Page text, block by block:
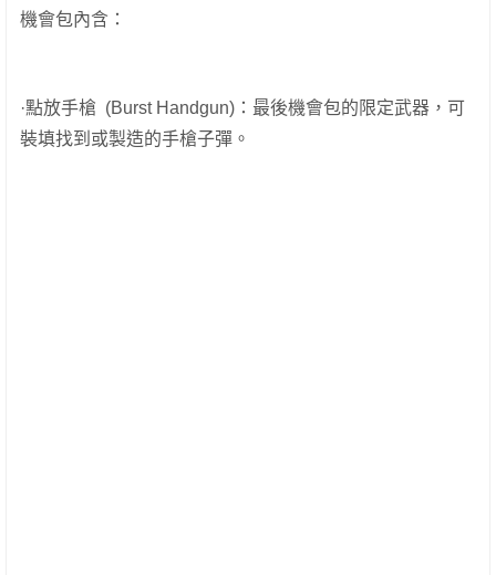
機會包內含：
·點放手槍 (Burst Handgun)：最後機會包的限定武器，可
裝填找到或製造的手槍子彈。